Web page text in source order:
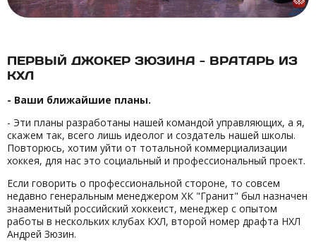
ПЕРВЫЙ ДЖОКЕР ЗЮЗИНА - ВРАТАРЬ ИЗ
КХЛ
- Ваши ближайшие планы.
- Эти планы разработаны нашей командой управляющих, а я,
скажем так, всего лишь идеолог и создатель нашей школы.
Повторюсь, хотим уйти от тотальной коммерциализации
хоккея, для нас это социальный и профессиональный проект.
Если говорить о профессиональной стороне, то совсем
недавно генеральным менеджером ХК "Гранит" был назначен
знааменитый российский хоккеист, менеджер с опытом
работы в нескольких клубах КХЛ, второй номер драфта НХЛ
Андрей Зюзин.